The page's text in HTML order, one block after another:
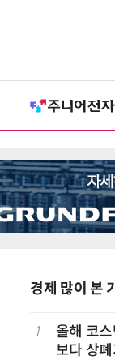
경제 많이 본
1
올해 코
보다 상